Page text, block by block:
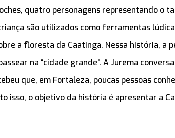
quatro personagens representando o
são utilizados como ferramentas
a floresta da Caatinga. Nessa história, a
na “cidade grande”. A Jurema
que, em Fortaleza, poucas pessoas
isso, o objetivo da história é apresentar a